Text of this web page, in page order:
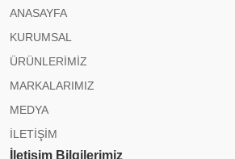
ANASAYFA
KURUMSAL
ÜRÜNLERİMİZ
MARKALARIMIZ
MEDYA
İLETİŞİM
İletişim Bilgilerimiz